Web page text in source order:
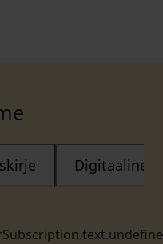
Digitaalinen